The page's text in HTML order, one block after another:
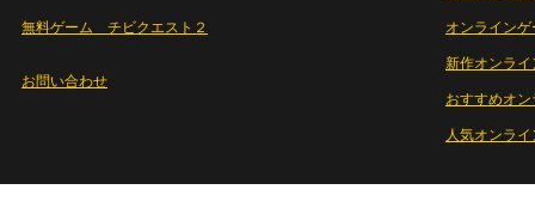
無料ゲーム チビクエスト２
お問い合わせ
オンライン
新作オンライ
おすすめオ
人気オンラ